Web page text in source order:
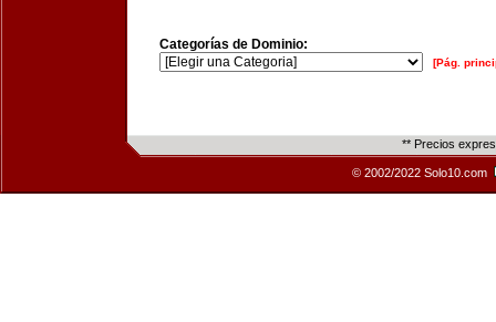
Categorías de Dominio:
[Pág.
** Precios
© 2002/2022 Solo10.com